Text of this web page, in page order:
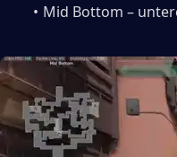
Mid Bottom –